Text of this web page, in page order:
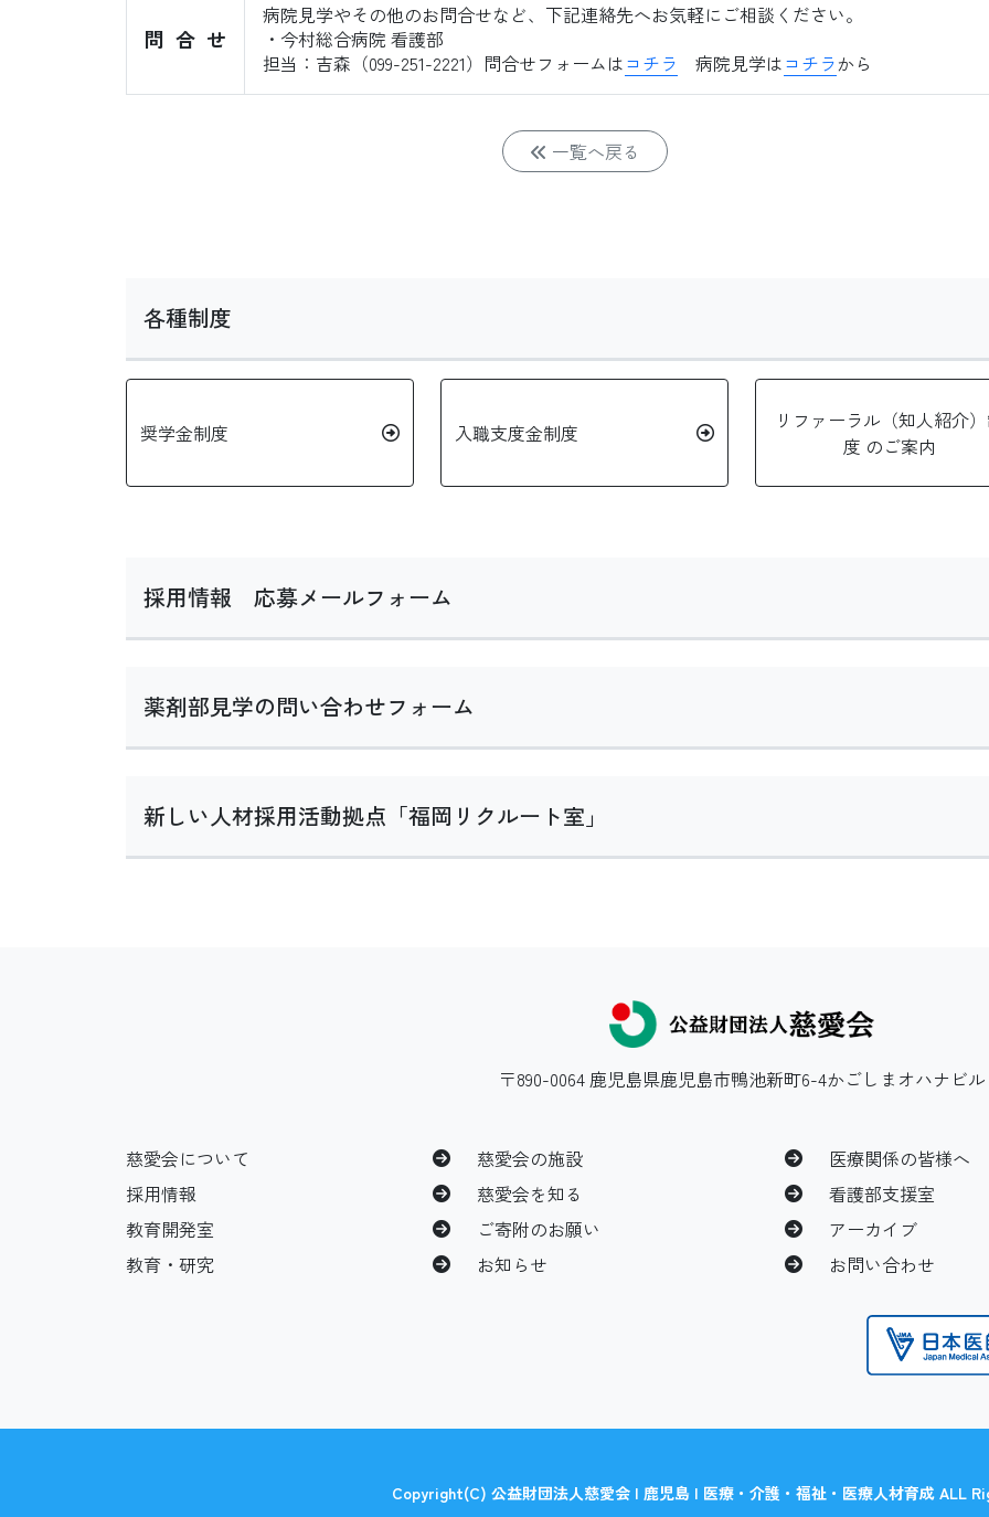
問合せ
病院見学やその他のお問合せなど、下記連絡先へお気軽にご相談ください。
・今村総合病院 看護部
担当：吉森（099-251-2221）問合せフォームはコチラ 病院見学はコチラから
一覧へ戻る
各種制度
奨学金制度 入職支度金制度
リファーラル（知人紹介
度 のご案内
採用情報 応募メールフォーム
薬剤部見学の問い合わせフォーム
新しい人材採用活動拠点「福岡リクルート室」
〒890-0064 鹿児島県鹿児島市鴨池新町6-4かごしまオハナビル
慈愛会について 慈愛会の施設
医療関係の皆様へ
採用情報
慈愛会を知る
看護部支援室
教育開発室
ご寄附のお願い
アーカイブ
教育・研究
お知らせ お問い合わせ
Copyright(C) 公益財団法人慈愛会 | 鹿児島 | 医療・介護・福祉・医療人材育成 ALL